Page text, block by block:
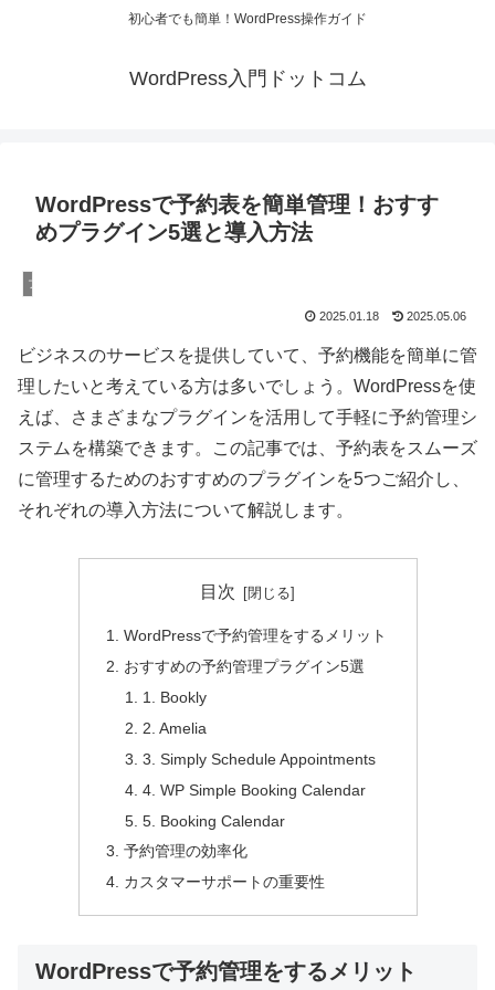
初心者でも簡単！WordPress操作ガイド
WordPress入門ドットコム
WordPressで予約表を簡単管理！おすす
めプラグイン5選と導入方法
プラグイン
2025.01.18 2025.05.06
ビジネスのサービスを提供していて、予約機能を簡単に管
理したいと考えている方は多いでしょう。WordPressを使
えば、さまざまなプラグインを活用して手軽に予約管理シ
ステムを構築できます。この記事では、予約表をスムーズ
に管理するためのおすすめのプラグインを5つご紹介し、
それぞれの導入方法について解説します。
目次
WordPressで予約管理をするメリット
おすすめの予約管理プラグイン5選
1. Bookly
2. Amelia
3. Simply Schedule Appointments
4. WP Simple Booking Calendar
5. Booking Calendar
予約管理の効率化
カスタマーサポートの重要性
WordPressで予約管理をするメリット